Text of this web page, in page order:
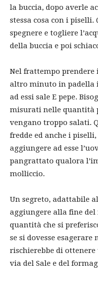
la buccia, dopo averle
stessa cosa con i
spegnere e togliere
della buccia e poi
Nel frattempo prendere
altro minuto in padella
ad essi sale E pepe.
misurati nelle quantità
vengano troppo salati.
fredde ed anche i
aggiungere ad esse
pangrattato qualora
molliccio.
Un segreto, adattabile
aggiungere alla fine
quantità che si
se si dovesse
rischierebbe di
via del Sale e del